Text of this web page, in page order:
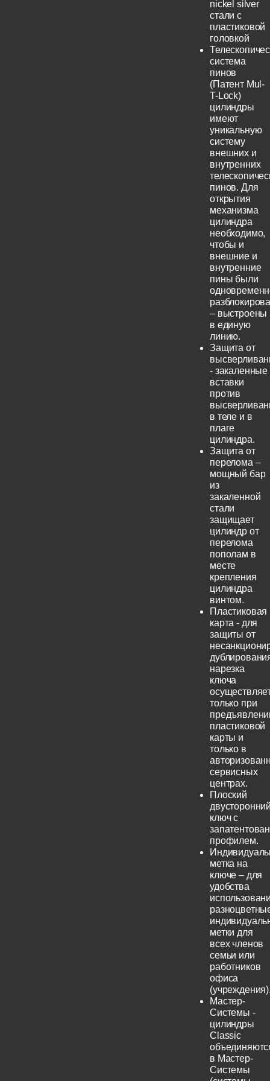
nickel silver
стали с
пластиковой
головкой
система
пинов
(Патент Mul-
T-Lock)
цилиндры
имеют
уникальную
систему
внешних и
внутренних
пинов. Для
открытия
механизма
цилиндра
необходимо,
чтобы и
внешние и
внутренние
пины были
– выстроены
в единую
линию.
Защита от
- закаленные
вставки
против
в теле и в
плаге
цилиндра.
Защита от
перелома –
мощный бар
из
закаленной
стали
защищает
цилиндр от
перелома
пополам в
месте
крепления
цилиндра
винтом.
Пластиковая
карта - для
защиты от
нарезка
ключа
только при
пластиковой
карты и
только в
сервисных
центрах.
Плоский
ключ с
профилем.
метка на
ключе – для
удобства
метки для
всех членов
семьи или
работников
офиса
Мастер-
Системы -
цилиндры
Classic
в Мастер-
Системы